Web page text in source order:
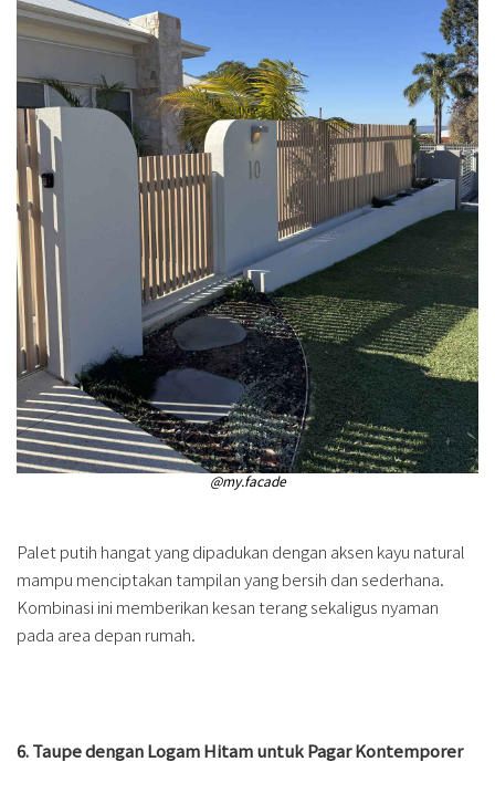
@my.facade
Palet putih hangat yang dipadukan dengan aksen kayu natural
mampu menciptakan tampilan yang bersih dan sederhana.
Kombinasi ini memberikan kesan terang sekaligus nyaman
pada area depan rumah.
6. Taupe dengan Logam Hitam untuk Pagar Kontemporer